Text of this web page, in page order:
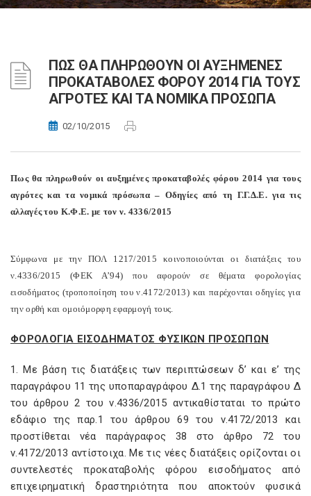
ΠΩΣ ΘΑ ΠΛΗΡΩΘΟΥΝ ΟΙ ΑΥΞΗΜΕΝΕΣ
ΠΡΟΚΑΤΑΒΟΛΕΣ ΦΟΡΟΥ 2014 ΓΙΑ ΤΟΥΣ
ΑΓΡΟΤΕΣ ΚΑΙ ΤΑ ΝΟΜΙΚΑ ΠΡΟΣΩΠΑ
02/10/2015
Πως θα πληρωθούν οι αυξημένες προκαταβολές φόρου 2014 για τους
αγρότες και τα νομικά πρόσωπα – Οδηγίες από τη Γ.Γ.Δ.Ε. για τις
αλλαγές του Κ.Φ.Ε. με τον ν. 4336/2015
Σύμφωνα με την ΠΟΛ 1217/2015 κοινοποιούνται οι διατάξεις του
ν.4336/2015 (ΦΕΚ Α’94) που αφορούν σε θέματα φορολογίας
εισοδήματος (τροποποίηση του ν.4172/2013) και παρέχονται οδηγίες για
την ορθή και ομοιόμορφη εφαρμογή τους.
ΦΟΡΟΛΟΓΙΑ ΕΙΣΟΔΗΜΑΤΟΣ ΦΥΣΙΚΩΝ ΠΡΟΣΩΠΩΝ
1. Με βάση τις διατάξεις των περιπτώσεων δ’ και ε’ της
παραγράφου 11 της υποπαραγράφου Δ.1 της παραγράφου Δ
του άρθρου 2 του ν.4336/2015 αντικαθίσταται το πρώτο
εδάφιο της παρ.1 του άρθρου 69 του ν.4172/2013 και
προστίθεται νέα παράγραφος 38 στο άρθρο 72 του
ν.4172/2013 αντίστοιχα. Με τις νέες διατάξεις ορίζονται οι
συντελεστές προκαταβολής φόρου εισοδήματος από
επιχειρηματική δραστηριότητα που αποκτούν φυσικά